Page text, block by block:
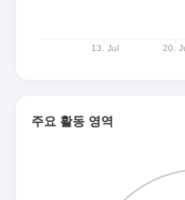
주요 활동 영역